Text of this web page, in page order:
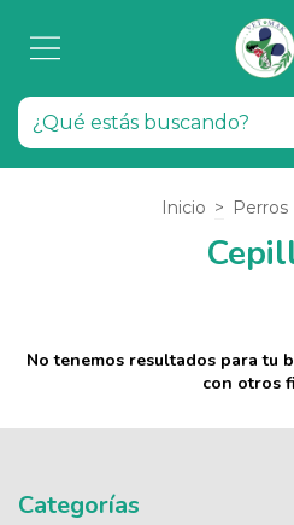
Inicio > Perros
No tenemos resultados para tu
con otros
Categorías